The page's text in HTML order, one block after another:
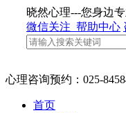
晓然心理---您身边
微信关注 帮助中心
心理咨询预约：025-
首页